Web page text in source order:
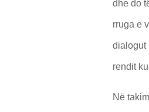
dhe do
rruga e
dialogut
rendit
Në